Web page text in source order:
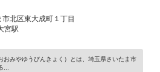
北区東大成町１丁目
宮駅
おみやゆうびんきょく）とは、埼玉県さいたま市
...